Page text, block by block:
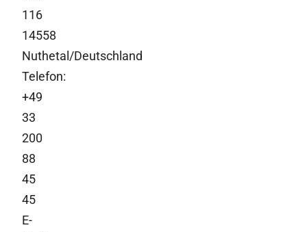
116
14558
Nuthetal/Deutschland
Telefon:
+49
33
200
88
45
45
E-